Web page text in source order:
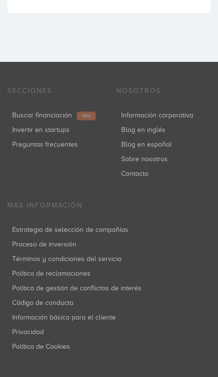
SECCIONES
Buscar financiación NEW
Invertir en startups
Preguntas frecuentes
NOSOTROS
Información corporativa
Blog en inglés
Blog en español
Sobre nosotros
Contacto
MÁS INFORMACIÓN
Estrategia de selección de compañías
Proceso de inversión
Términos y condiciones del servicio
Política de reclamaciones
Política de gestión de conflictos de interés
Código de conducta
Información básica para el cliente
Privacidad
Política de Cookies